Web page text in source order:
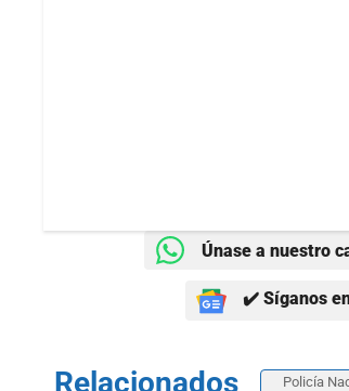
Únase a nuestro
✔️ Síganos
Relacionados Policía